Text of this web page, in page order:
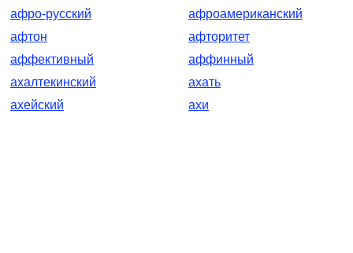
афро-русский
афроамериканский
афтон
афторитет
аффективный
аффинный
ахалтекинский
ахать
ахейский
ахи